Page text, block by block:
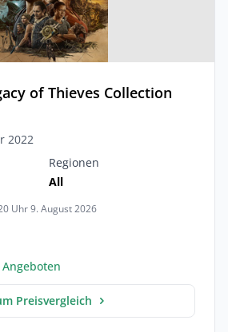
of Thieves Collection
2022
Regionen
All
Uhr 9. August 2026
Preisvergleich